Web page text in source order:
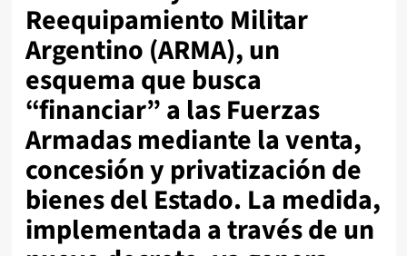
Reequipamiento Militar
Argentino (ARMA), un
esquema que busca
“financiar” a las Fuerzas
Armadas mediante la venta,
concesión y privatización de
bienes del Estado. La medida,
implementada a través de un